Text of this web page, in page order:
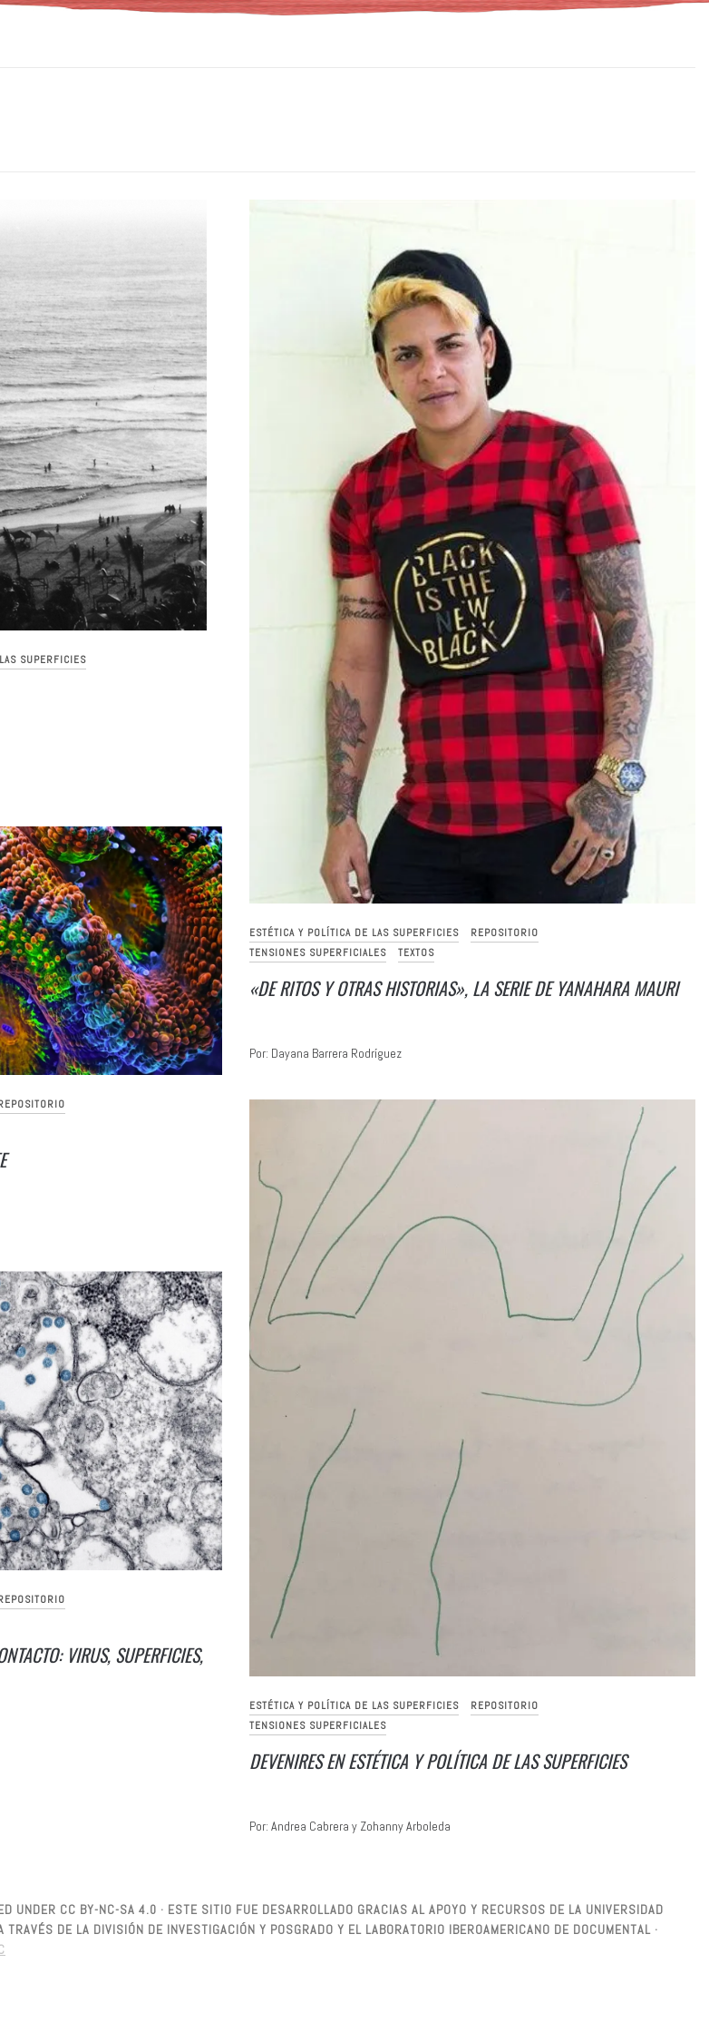
SUPERFICIES
ESTÉTICA Y POLÍTICA DE LAS SUPERFICIES
REPOSITORIO
TENSIONES SUPERFICIALES
TEXTOS
«DE RITOS Y OTRAS HISTORIAS», LA SERIE DE YANAHARA MAURI
Por: Dayana Barrera Rodríguez
ESTÉTICA Y POLÍTICA DE LAS SUPERFICIES
REPOSITORIO
TENSIONES SUPERFICIALES
DEVENIRES EN ESTÉTICA Y POLÍTICA DE LAS SUPERFICIES
Por: Andrea Cabrera y Zohanny Arboleda
VIRUS, SUPERFICIES,
UNDER CC BY-NC-SA 4.0 · ESTE SITIO FUE DESARROLLADO GRACIAS AL APOYO Y RECURSOS DE LA UNIVERSIDAD
DE LA DIVISIÓN DE INVESTIGACIÓN Y POSGRADO Y EL LABORATORIO IBEROAMERICANO DE DOCUMENTAL ·